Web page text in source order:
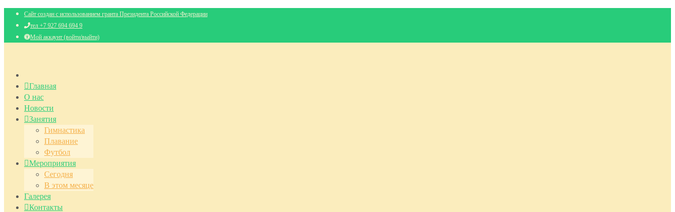
Сайт создан с использованием гранта Президента Российской Федерации
тел +7 927 694 694 9
Мой аккаунт (войти/выйти)
Главная
О нас
Новости
Занятия
Гимнастика
Плавание
Футбол
Мероприятия
Сегодня
В этом месяце
Галерея
Контакты